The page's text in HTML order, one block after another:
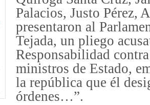
Palacios, Justo Pérez,
presentaron al
Tejada, un pliego
Responsabilidad
ministros de Estado,
la república que él
órdenes…”.